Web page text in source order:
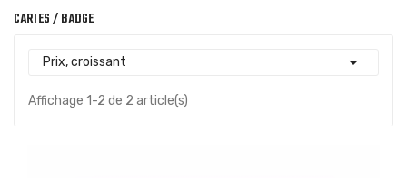
CARTES / BADGE
Prix, croissant 
Affichage 1-2 de 2 article(s)